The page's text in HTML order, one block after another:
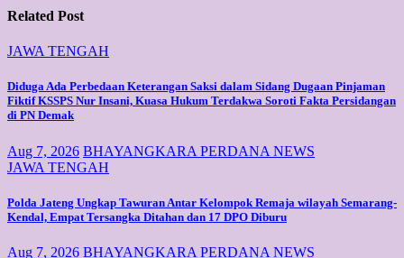
Related Post
JAWA TENGAH
Diduga Ada Perbedaan Keterangan Saksi dalam Sidang Dugaan Pinjaman
Fiktif KSSPS Nur Insani, Kuasa Hukum Terdakwa Soroti Fakta Persidangan
di PN Demak
Aug 7, 2026 BHAYANGKARA PERDANA NEWS
JAWA TENGAH
Polda Jateng Ungkap Tawuran Antar Kelompok Remaja wilayah Semarang-
Kendal, Empat Tersangka Ditahan dan 17 DPO Diburu
Aug 7, 2026 BHAYANGKARA PERDANA NEWS